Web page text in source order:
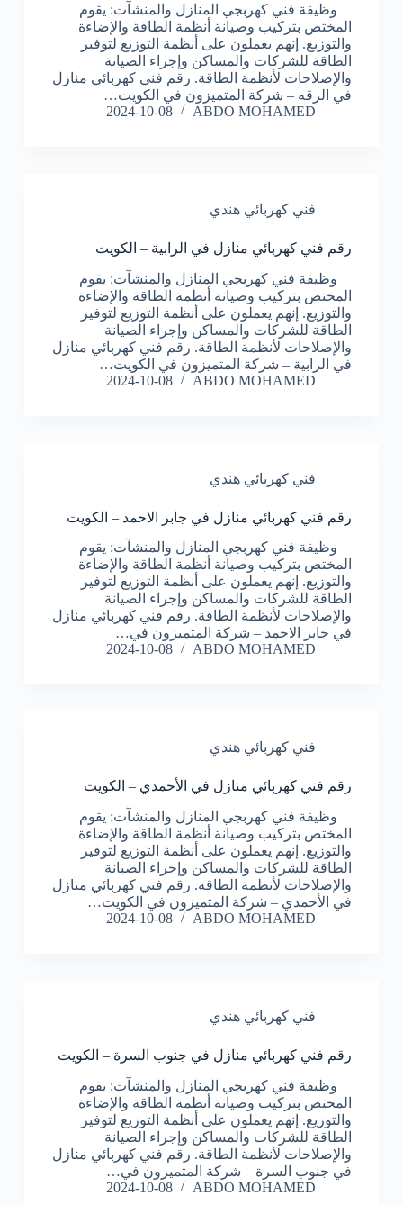
وظيفة فني كهربجي المنازل والمنشآت: يقوم
المختص بتركيب وصيانة أنظمة الطاقة والإضاءة
والتوزيع. إنهم يعملون على أنظمة التوزيع لتوفير
الطاقة للشركات والمساكن وإجراء الصيانة
والإصلاحات لأنظمة الطاقة. رقم فني كهربائي منازل
في الرقه – شركة المتميزون في الكويت…
ABDO MOHAMED
2024-10-08
فني كهربائي هندي
رقم فني كهربائي منازل في الرابية – الكويت
وظيفة فني كهربجي المنازل والمنشآت: يقوم
المختص بتركيب وصيانة أنظمة الطاقة والإضاءة
والتوزيع. إنهم يعملون على أنظمة التوزيع لتوفير
الطاقة للشركات والمساكن وإجراء الصيانة
والإصلاحات لأنظمة الطاقة. رقم فني كهربائي منازل
في الرابية – شركة المتميزون في الكويت…
ABDO MOHAMED
2024-10-08
فني كهربائي هندي
رقم فني كهربائي منازل في جابر الاحمد – الكويت
وظيفة فني كهربجي المنازل والمنشآت: يقوم
المختص بتركيب وصيانة أنظمة الطاقة والإضاءة
والتوزيع. إنهم يعملون على أنظمة التوزيع لتوفير
الطاقة للشركات والمساكن وإجراء الصيانة
والإصلاحات لأنظمة الطاقة. رقم فني كهربائي منازل
في جابر الاحمد – شركة المتميزون في…
ABDO MOHAMED
2024-10-08
فني كهربائي هندي
رقم فني كهربائي منازل في الأحمدي – الكويت
وظيفة فني كهربجي المنازل والمنشآت: يقوم
المختص بتركيب وصيانة أنظمة الطاقة والإضاءة
والتوزيع. إنهم يعملون على أنظمة التوزيع لتوفير
الطاقة للشركات والمساكن وإجراء الصيانة
والإصلاحات لأنظمة الطاقة. رقم فني كهربائي منازل
في الأحمدي – شركة المتميزون في الكويت…
ABDO MOHAMED
2024-10-08
فني كهربائي هندي
رقم فني كهربائي منازل في جنوب السرة – الكويت
وظيفة فني كهربجي المنازل والمنشآت: يقوم
المختص بتركيب وصيانة أنظمة الطاقة والإضاءة
والتوزيع. إنهم يعملون على أنظمة التوزيع لتوفير
الطاقة للشركات والمساكن وإجراء الصيانة
والإصلاحات لأنظمة الطاقة. رقم فني كهربائي منازل
في جنوب السرة – شركة المتميزون في…
ABDO MOHAMED
2024-10-08